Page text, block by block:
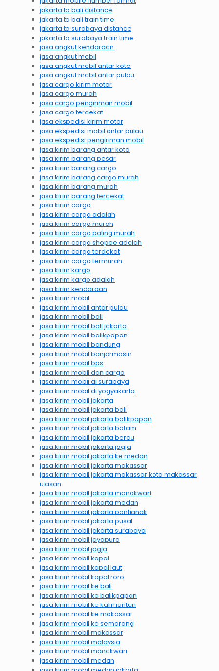
jakarta to bali distance
jakarta to bali train time
jakarta to surabaya distance
jakarta to surabaya train time
jasa angkut kendaraan
jasa angkut mobil
jasa angkut mobil antar kota
jasa angkut mobil antar pulau
jasa cargo kirim motor
jasa cargo murah
jasa cargo pengiriman mobil
jasa cargo terdekat
jasa ekspedisi kirim motor
jasa ekspedisi mobil antar pulau
jasa ekspedisi pengiriman mobil
jasa kirim barang antar kota
jasa kirim barang besar
jasa kirim barang cargo
jasa kirim barang cargo murah
jasa kirim barang murah
jasa kirim barang terdekat
jasa kirim cargo
jasa kirim cargo adalah
jasa kirim cargo murah
jasa kirim cargo paling murah
jasa kirim cargo shopee adalah
jasa kirim cargo terdekat
jasa kirim cargo termurah
jasa kirim kargo
jasa kirim kargo adalah
jasa kirim kendaraan
jasa kirim mobil
jasa kirim mobil antar pulau
jasa kirim mobil bali
jasa kirim mobil bali jakarta
jasa kirim mobil balikpapan
jasa kirim mobil bandung
jasa kirim mobil banjarmasin
jasa kirim mobil bps
jasa kirim mobil dan cargo
jasa kirim mobil di surabaya
jasa kirim mobil di yogyakarta
jasa kirim mobil jakarta
jasa kirim mobil jakarta bali
jasa kirim mobil jakarta balikpapan
jasa kirim mobil jakarta batam
jasa kirim mobil jakarta berau
jasa kirim mobil jakarta jogja
jasa kirim mobil jakarta ke medan
jasa kirim mobil jakarta makassar
jasa kirim mobil jakarta makassar kota makassar
ulasan
jasa kirim mobil jakarta manokwari
jasa kirim mobil jakarta medan
jasa kirim mobil jakarta pontianak
jasa kirim mobil jakarta pusat
jasa kirim mobil jakarta surabaya
jasa kirim mobil jayapura
jasa kirim mobil jogja
jasa kirim mobil kapal
jasa kirim mobil kapal laut
jasa kirim mobil kapal roro
jasa kirim mobil ke bali
jasa kirim mobil ke balikpapan
jasa kirim mobil ke kalimantan
jasa kirim mobil ke makassar
jasa kirim mobil ke semarang
jasa kirim mobil makassar
jasa kirim mobil malaysia
jasa kirim mobil manokwari
jasa kirim mobil medan